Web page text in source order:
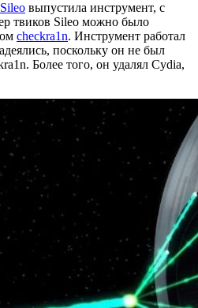
Sileo выпустила инструмент, с
твиков Sileo можно было
checkra1n. Инструмент работал
поскольку он не был
Более того, он удалял Cydia,